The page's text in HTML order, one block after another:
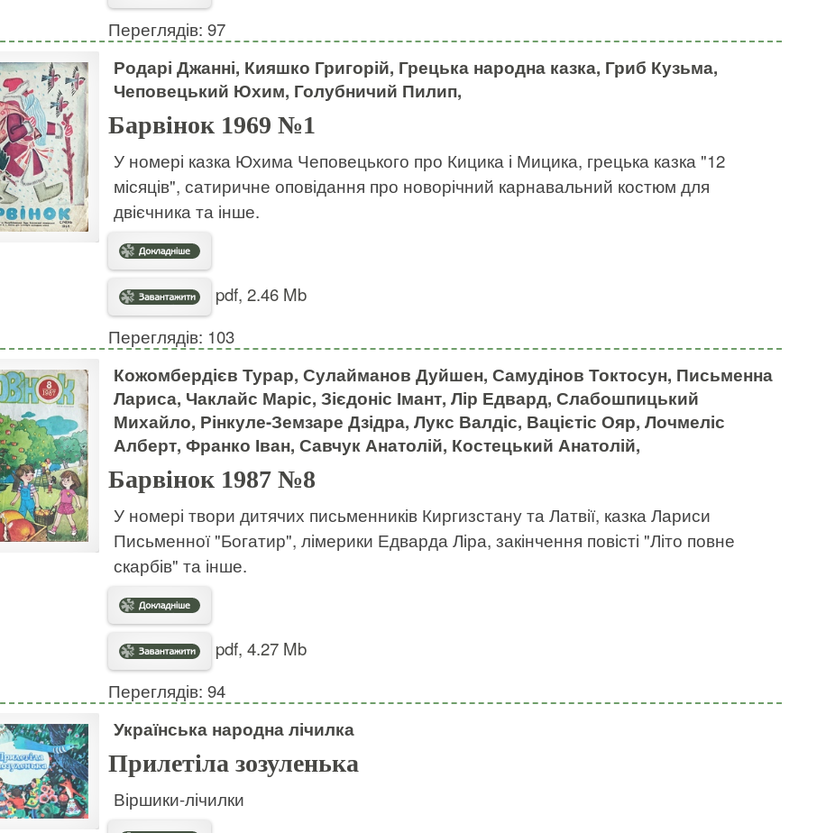
Переглядів: 97
Родарі Джанні, Кияшко Григорій, Грецька народна казка, Гриб Кузьма,
Чеповецький Юхим, Голубничий Пилип,
Барвінок 1969 №1
У номері казка Юхима Чеповецького про Кицика і Мицика, грецька казка "12
місяців", сатиричне оповідання про новорічний карнавальний костюм для
двієчника та інше.
pdf, 2.46 Mb
Переглядів: 103
Кожомбердієв Турар, Сулайманов Дуйшен, Самудінов Токтосун, Письменна
Лариса, Чаклайс Маріс, Зієдоніс Імант, Лір Едвард, Слабошпицький
Михайло, Рінкуле-Земзаре Дзідра, Лукс Валдіс, Вацієтіс Ояр, Лочмеліс
Алберт, Франко Іван, Савчук Анатолій, Костецький Анатолій,
Барвінок 1987 №8
У номері твори дитячих письменників Киргизстану та Латвії, казка Лариси
Письменної "Богатир", лімерики Едварда Ліра, закінчення повісті "Літо повне
скарбів" та інше.
pdf, 4.27 Mb
Переглядів: 94
Українська народна лічилка
Прилетіла зозуленька
Віршики-лічилки